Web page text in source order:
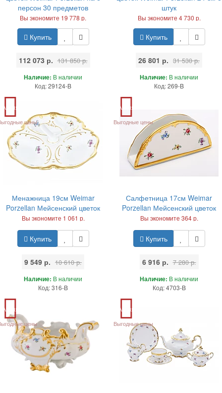
персон 30 предметов
Вы экономите 19 778 р.
Купить
112 073 р. 131 850 р.
Наличие: В наличии
Код: 29124-B
штук
Вы экономите 4 730 р.
Купить
26 801 р. 31 530 р.
Наличие: В наличии
Код: 269-B
Акция
цены
Менажница 19см Weimar
Porzellan Мейсенский цветок
Вы экономите 1 061 р.
Купить
9 549 р. 10 610 р.
Наличие: В наличии
Код: 316-B
Акция
Выгодные цены
Салфетница 17см Weimar
Porzellan Мейсенский цветок
Вы экономите 364 р.
Купить
6 916 р. 7 280 р.
Наличие: В наличии
Код: 4703-B
Акция
цены
Акция
Выгодные цены